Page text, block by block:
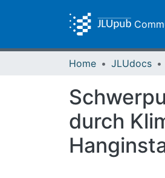
Home JLUdocs
durch